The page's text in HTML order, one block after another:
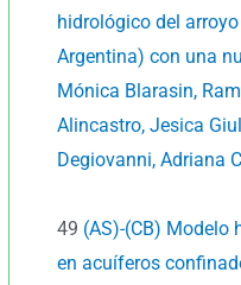
hidrológico del
Argentina) con una
Mónica Blarasin,
Alincastro, Jesica
Degiovanni, Adriana
49 (AS)-(CB) Modelo
en acuíferos